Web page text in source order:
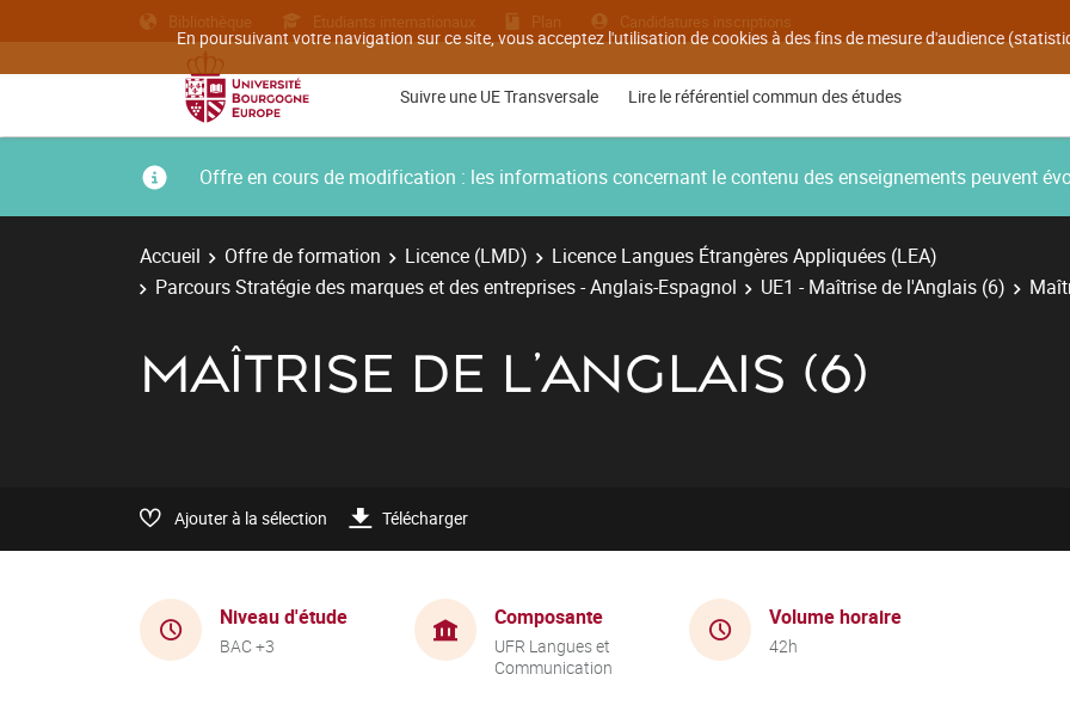
En poursuivant votre navigation sur ce site, vous acceptez l'utilisation de cookies à des fins de mesure d'audience
Bibliothèque Etudiants internationaux Plan Candidatures inscriptions
Suivre une UE Transversale Lire le référentiel commun des études
Offre en cours de modification : les informations concernant le contenu des enseignements peuvent
Accueil Offre de formation Licence (LMD)
Licence Langues Étrangères Appliquées (LEA)
Parcours Stratégie des marques et des entreprises - Anglais-Espagnol
UE1 - Maîtrise de l'Anglais (6)
MAÎTRISE DE L'ANGLAIS (6)
Ajouter à la sélection Télécharger
Niveau d'étude
BAC +3
Composante
UFR Langues et
Communication
Volume horaire
42h